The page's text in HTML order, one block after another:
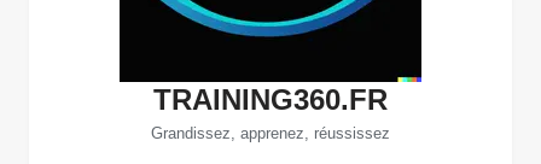
TRAINING360.FR
Grandissez, apprenez, réussissez